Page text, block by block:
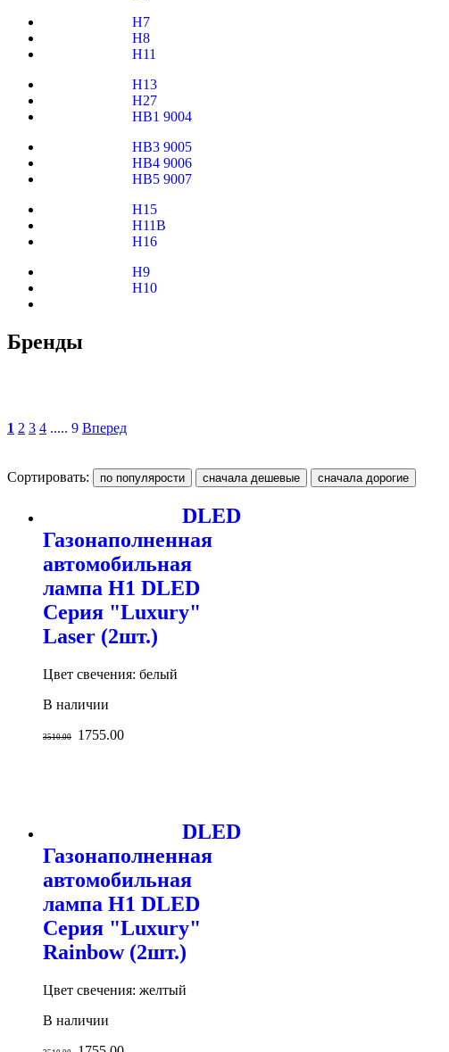
H7
H8
H11
H13
H27
HB1 9004
HB3 9005
HB4 9006
HB5 9007
H15
H11B
H16
H9
H10
Бренды
1 2 3 4 ..... 9 Вперед
Сортировать:
DLED
Газонаполненная
автомобильная
лампа H1 DLED
Серия "Luxury"
Laser (2шт.)
Цвет свечения: белый
В наличии
3510.00 1755.00
DLED
Газонаполненная
автомобильная
лампа H1 DLED
Серия "Luxury"
Rainbow (2шт.)
Цвет свечения: желтый
В наличии